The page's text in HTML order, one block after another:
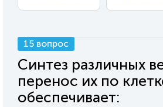
15 вопрос
Синтез различных
перенос их по
обеспечивает: